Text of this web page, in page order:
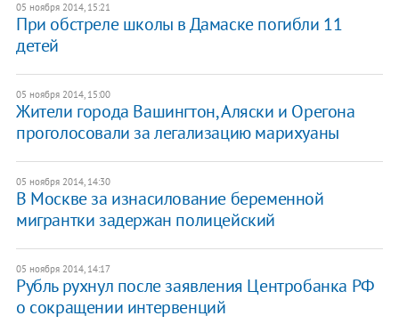
05 ноября 2014, 15:21
При обстреле школы в Дамаске погибли 11
детей
05 ноября 2014, 15:00
Жители города Вашингтон, Аляски и Орегона
проголосовали за легализацию марихуаны
05 ноября 2014, 14:30
В Москве за изнасилование беременной
мигрантки задержан полицейский
05 ноября 2014, 14:17
Рубль рухнул после заявления Центробанка РФ
о сокращении интервенций